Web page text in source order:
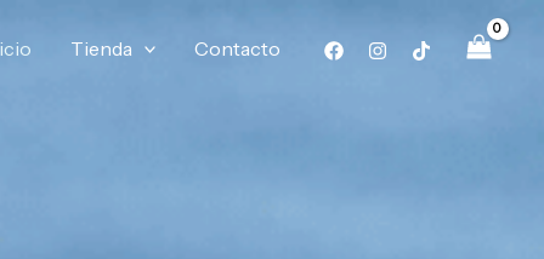
Tienda Contacto